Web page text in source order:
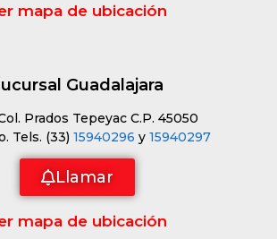
mapa de ubicación
Guadalajara
Prados Tepeyac C.P. 45050
Tels. (33) 15940296 y 15940297
Llamar
mapa de ubicación